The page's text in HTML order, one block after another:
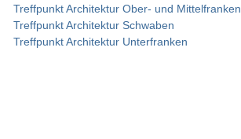
Treffpunkt Architektur Ober- und Mittelfranken
Treffpunkt Architektur Schwaben
Treffpunkt Architektur Unterfranken